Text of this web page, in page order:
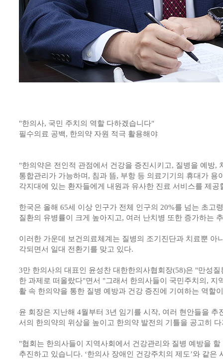
"한의사, 국민 주치의 역할 다하겠습니다"
필수의료 공백, 한의약 자원 적극 활용해야
"한의약은 전인적 관점에서 건강을 증진시키고, 질병을 예방,
통합관리가 가능하며, 침과 뜸, 부항 등 의료기기의 휴대가 용
각지대에 있는 환자들에게 내원과 유사한 진료 서비스를 제공
한국은 올해 65세 이상 인구가 전체 인구의 20%를 넘는 초고
질환의 유병률이 크게 높아지고, 여러 난치병 또한 증가하는
이러한 가운데 보건의료체계는 질병의 조기진단과 치료뿐 아
각되면서 일대 전환기를 맞고 있다.
3만 한의사의 대표인 윤성찬 대한한의사협회장(58)은 "만성질
한 과제로 떠올랐다"면서 "그래서 한의사들이 국민주치의, 지
활 속 한의약을 통한 질병 예방과 건강 증진에 기여하는 역할
윤 회장은 지난해 4월부터 3년 임기를 시작, 여러 현안들을 추
서의 한의약의 위상을 높이고 한의약 발전의 기틀을 공고히
"협회는 한의사들이 지역사회에서 건강관리와 질병 예방을
추진하고 있습니다. ‘한의사 장애인 건강주치의 제도’와 같은